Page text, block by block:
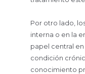
Por otro lado,
interna o en la
papel central
condición
conocimiento